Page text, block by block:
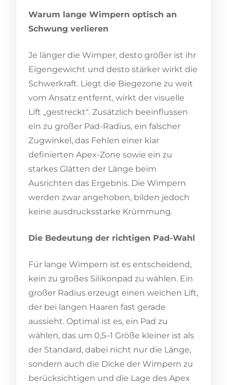
Warum lange Wimpern optisch an
Schwung verlieren
Je länger die Wimper, desto größer ist ihr
Eigengewicht und desto stärker wirkt die
Schwerkraft. Liegt die Biegezone zu weit
vom Ansatz entfernt, wirkt der visuelle
Lift „gestreckt“. Zusätzlich beeinflussen
ein zu großer Pad-Radius, ein falscher
Zugwinkel, das Fehlen einer klar
definierten Apex-Zone sowie ein zu
starkes Glätten der Länge beim
Ausrichten das Ergebnis. Die Wimpern
werden zwar angehoben, bilden jedoch
keine ausdrucksstarke Krümmung.
Die Bedeutung der richtigen Pad-Wahl
Für lange Wimpern ist es entscheidend,
kein zu großes Silikonpad zu wählen. Ein
großer Radius erzeugt einen weichen Lift,
der bei langen Haaren fast gerade
aussieht. Optimal ist es, ein Pad zu
wählen, das um 0,5–1 Größe kleiner ist als
der Standard, dabei nicht nur die Länge,
sondern auch die Dicke der Wimpern zu
berücksichtigen und die Lage des Apex